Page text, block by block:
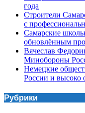
года
Строители
с
Самарские
обновлённым
Вячеслав
Минобороны
Немецкие
России и высоко
Рубрики